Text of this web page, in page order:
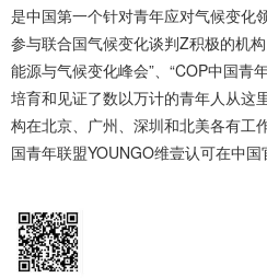
是中国第一个针对青年应对气候变化
参与联合国气候变化谈判Z积极的机
能源与气候变化峰会”、“COP中国青
培育和见证了数以万计的青年人从这
构在北京、广州、深圳和北美各有工
国青年联盟YOUNGO维壹认可在中国